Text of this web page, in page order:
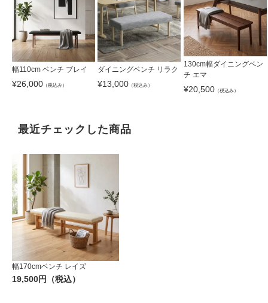
幅110cm ベンチ ブレイ
¥26,000 （税込み）
ダイニングベンチ リラク
¥13,000 （税込み）
130cm幅ダイニングベン
チ エマ
¥20,500（税込み）
最近チェックした商品
幅170cmベンチ レイズ
19,500円（税込）